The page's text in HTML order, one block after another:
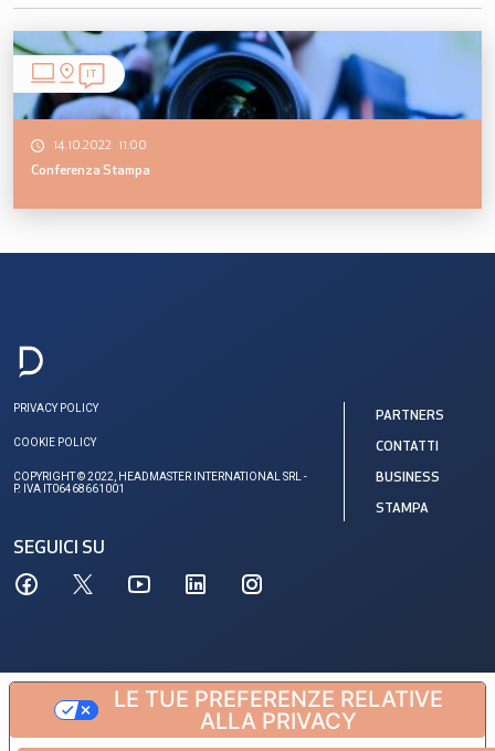
IT
14.10.2022 11:00
Conferenza Stampa
PRIVACY POLICY
COOKIE POLICY
COPYRIGHT © 2022, HEADMASTER INTERNATIONAL SRL -
P. IVA IT06468661001
SEGUICI SU
PARTNERS
CONTATTI
BUSINESS
STAMPA
LE TUE PREFERENZE RELATIVE
ALLA PRIVACY